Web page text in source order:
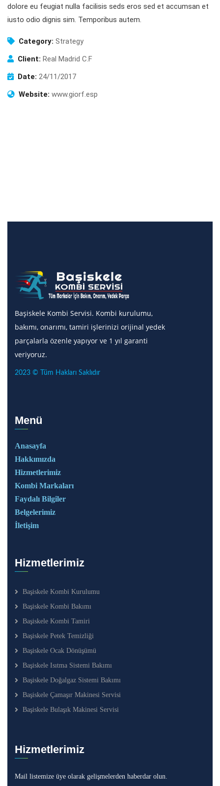
dolore eu feugiat nulla facilisis seds eros sed et accumsan et
iusto odio dignis sim. Temporibus autem.
Category: Strategy
Client: Real Madrid C.F
Date: 24/11/2017
Website: www.giorf.esp
Başiskele Kombi Servisi. Kombi kurulumu,
bakımı, onarımı, tamiri işlerinizi orijinal yedek
parçalarla özenle yapıyor ve 1 yıl garanti
veriyoruz.
2023 © Tüm Hakları Saklıdır
Menü
Anasayfa
Hakkımızda
Hizmetlerimiz
Kombi Markaları
Faydalı Bilgiler
Belgelerimiz
İletişim
Hizmetlerimiz
Başiskele Kombi Kurulumu
Başiskele Kombi Bakımı
Başiskele Kombi Tamiri
Başiskele Petek Temizliği
Başiskele Ocak Dönüşümü
Başiskele Isıtma Sistemi Bakımı
Başiskele Doğalgaz Sistemi Bakımı
Başiskele Çamaşır Makinesi Servisi
Başiskele Bulaşık Makinesi Servisi
Hizmetlerimiz
Mail listemize üye olarak gelişmelerden haberdar olun.